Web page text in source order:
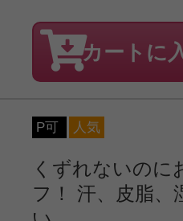
カートに
P可 人気
くずれないのに
フ！ 汗、皮脂、